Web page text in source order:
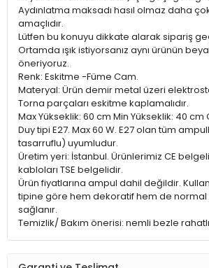
Aydınlatma maksadı hasıl olmaz daha
amaçlıdır.
Lütfen bu konuyu dikkate alarak sipariş
Ortamda ışık istiyorsanız aynı ürünün
öneriyoruz.
Renk: Eskitme -Füme Cam.
Materyal: Ürün demir metal üzeri
Torna parçaları eskitme kaplamalıdır.
Max Yükseklik: 60 cm Min Yükseklik: 40 cm
Duy tipi E27. Max 60 W. E27 olan tüm
tasarruflu) uyumludur.
Üretim yeri: İstanbul. Ürünlerimiz CE
kabloları TSE belgelidir.
Ürün fiyatlarına ampul dahil değildir.
tipine göre hem dekoratif hem de normal
sağlanır.
Temizlik/ Bakım önerisi: nemli bezle